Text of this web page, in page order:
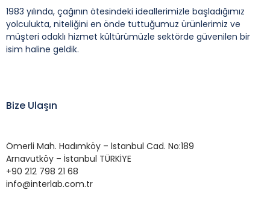
1983 yılında, çağının ötesindeki ideallerimizle başladığımız
yolculukta, niteliğini en önde tuttuğumuz ürünlerimiz ve
müşteri odaklı hizmet kültürümüzle sektörde güvenilen bir
isim haline geldik.
Bize Ulaşın
Ömerli Mah. Hadımköy – İstanbul Cad. No:189
Arnavutköy – İstanbul TÜRKİYE
+90 212 798 21 68
info@interlab.com.tr